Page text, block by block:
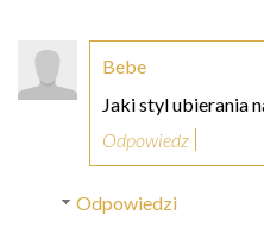
Bebe
Jaki styl ubierania
Odpowiedz
Odpowiedzi